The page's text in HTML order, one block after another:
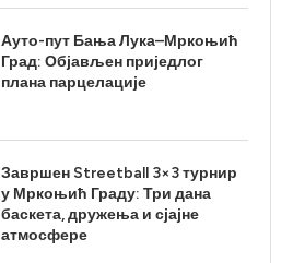
Ауто-пут Бања Лука–Мркоњић
Град: Објављен приједлог
плана парцелације
Завршен Streetball 3×3 турнир
у Мркоњић Граду: Три дана
баскета, дружења и сјајне
атмосфере